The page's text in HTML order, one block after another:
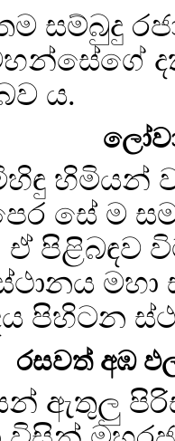
සම්බුදු
ය.
හිමියන්
සේ ම
ඒ පිළිබඳව
පිහිටන
රසවත් අඹ
ඇතුලු